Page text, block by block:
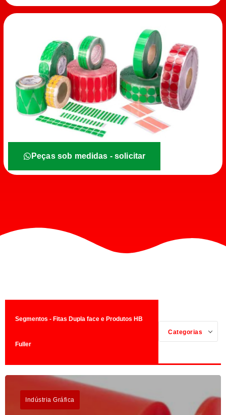
Peças sob medidas - solicitar
Segmentos - Fitas Dupla face e Produtos HB
Fuller
Categorias
Indústria Gráfica